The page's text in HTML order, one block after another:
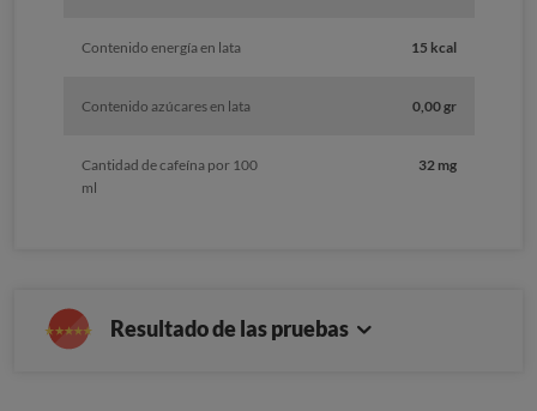
Contenido energía en lata 15 kcal
Contenido azúcares en lata 0,00 gr
Cantidad de cafeína por 100
ml
32 mg
Resultado de las pruebas